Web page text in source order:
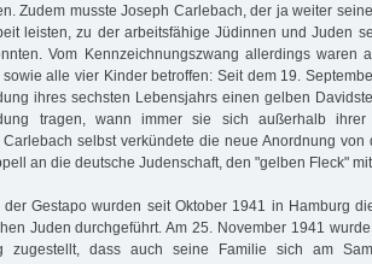
Zudem musste Joseph Carlebach, der ja weiter
leisten, zu der arbeitsfähige Jüdinnen und Juden
Vom Kennzeichnungszwang allerdings waren
alle vier Kinder betroffen: Seit dem 19.
ihres sechsten Lebensjahrs einen gelben
tragen, wann immer sie sich außerhalb
Carlebach selbst verkündete die neue Anordnung von
an die deutsche Judenschaft, den "gelben Fleck"
der Gestapo wurden seit Oktober 1941 in Hamburg
Juden durchgeführt. Am 25. November 1941
zugestellt, dass auch seine Familie sich am